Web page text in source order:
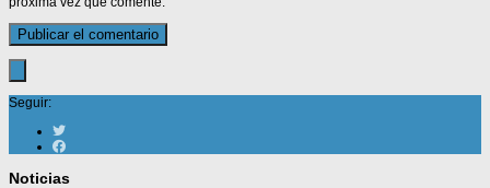
Seguir:
Noticias